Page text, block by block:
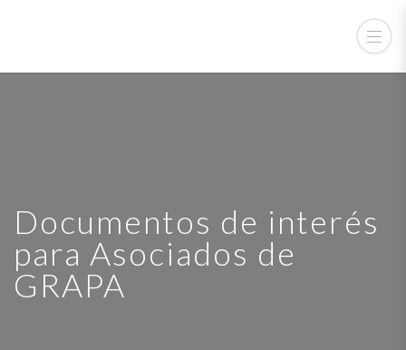
Documentos de interés
para Asociados de
GRAPA